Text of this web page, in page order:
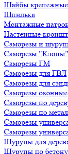
Шайбы крепежные
Шпилька
Монтажные
Настенные
Саморезы и
Саморезы "Клопы"
Саморезы ГМ
Саморезы для ГВЛ
Саморезы для
Саморезы оконные
Саморезы по
Саморезы по
Саморезы
Саморезы
Шурупы для
Шурупы по бетону